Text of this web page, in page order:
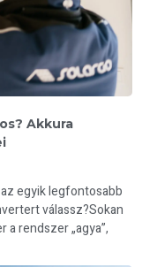
Akkura
egyik legfontosabb
válassz?Sokan
a rendszer „agya”,